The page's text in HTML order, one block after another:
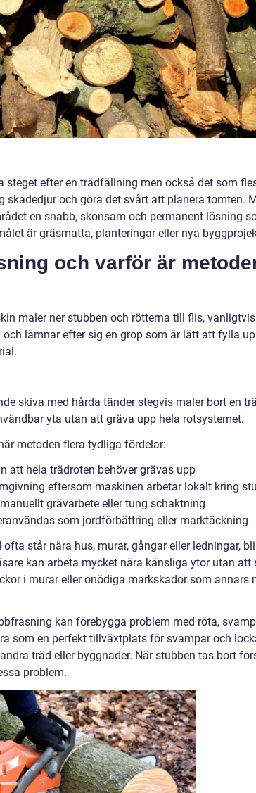
efter en trädfällning men också det som
skadedjur och göra det svårt att planera tomten.
en snabb, skonsam och permanent lösning
är gräsmatta, planteringar eller nya
och varför är
maler ner stubben och rötterna till flis,
lämnar efter sig en grop som är lätt att fylla
skiva med hårda tänder stegvis maler bort en
yta utan att gräva upp hela rotsystemet.
metoden flera tydliga fördelar:
att hela trädroten behöver grävas upp
eftersom maskinen arbetar lokalt kring
grävarbete eller tung schaktning
som jordförbättring eller marktäckning
står nära hus, murar, gångar eller ledningar,
kan arbeta mycket nära känsliga ytor utan att
i murar eller onödiga markskador som annars
kan förebygga problem med röta,
som en perfekt tillväxtplats för svampar och
träd eller byggnader. När stubben tas bort
problem.